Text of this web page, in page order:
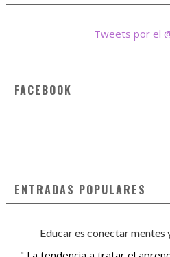
Tweets por el
FACEBOOK
ENTRADAS POPULARES
Educar es conectar